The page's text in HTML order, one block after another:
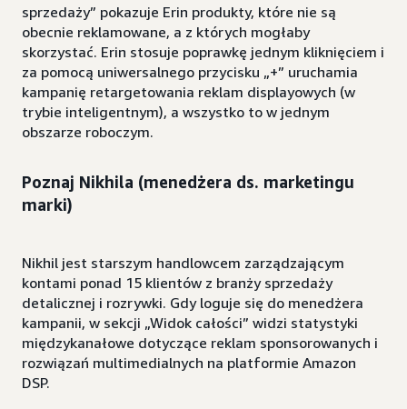
sprzedaży” pokazuje Erin produkty, które nie są
obecnie reklamowane, a z których mogłaby
skorzystać. Erin stosuje poprawkę jednym kliknięciem i
za pomocą uniwersalnego przycisku „+” uruchamia
kampanię retargetowania reklam displayowych (w
trybie inteligentnym), a wszystko to w jednym
obszarze roboczym.
Poznaj Nikhila (menedżera ds. marketingu
marki)
Nikhil jest starszym handlowcem zarządzającym
kontami ponad 15 klientów z branży sprzedaży
detalicznej i rozrywki. Gdy loguje się do menedżera
kampanii, w sekcji „Widok całości” widzi statystyki
międzykanałowe dotyczące reklam sponsorowanych i
rozwiązań multimedialnych na platformie Amazon
DSP.